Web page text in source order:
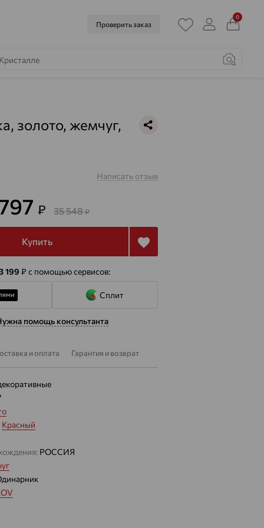
Проверить заказ
0
золото, жемчуг,
Написать отзыв
₽ 35 548₽
Купить
199 ₽с помощью сервисов:
Сплит
помощь консультанта
и оплата Гарантия и возврат
Красный
РОССИЯ